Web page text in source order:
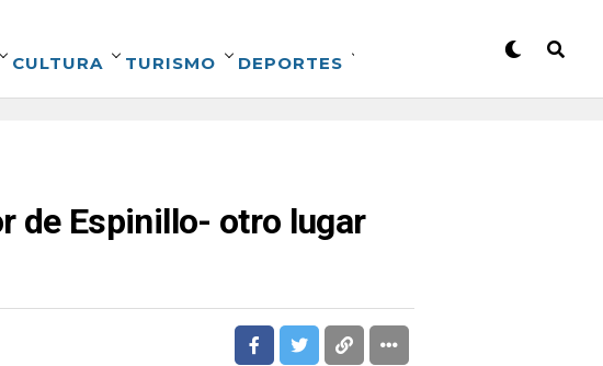
CULTURA TURISMO DEPORTES
de Espinillo- otro lugar